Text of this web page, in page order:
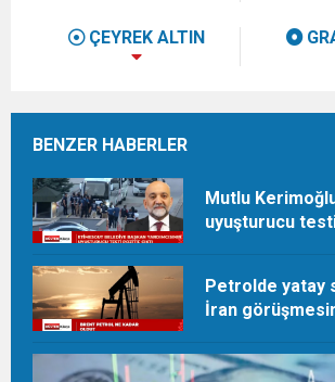
ÇEYREK ALTIN
BENZER HABERLER
Mutlu
uyuşturucu
Petrolde yatay
İran